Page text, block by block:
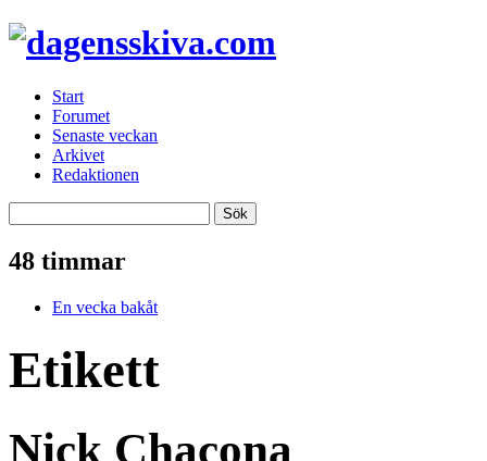
Start
Forumet
Senaste veckan
Arkivet
Redaktionen
48 timmar
En vecka bakåt
Etikett
Nick Chacona